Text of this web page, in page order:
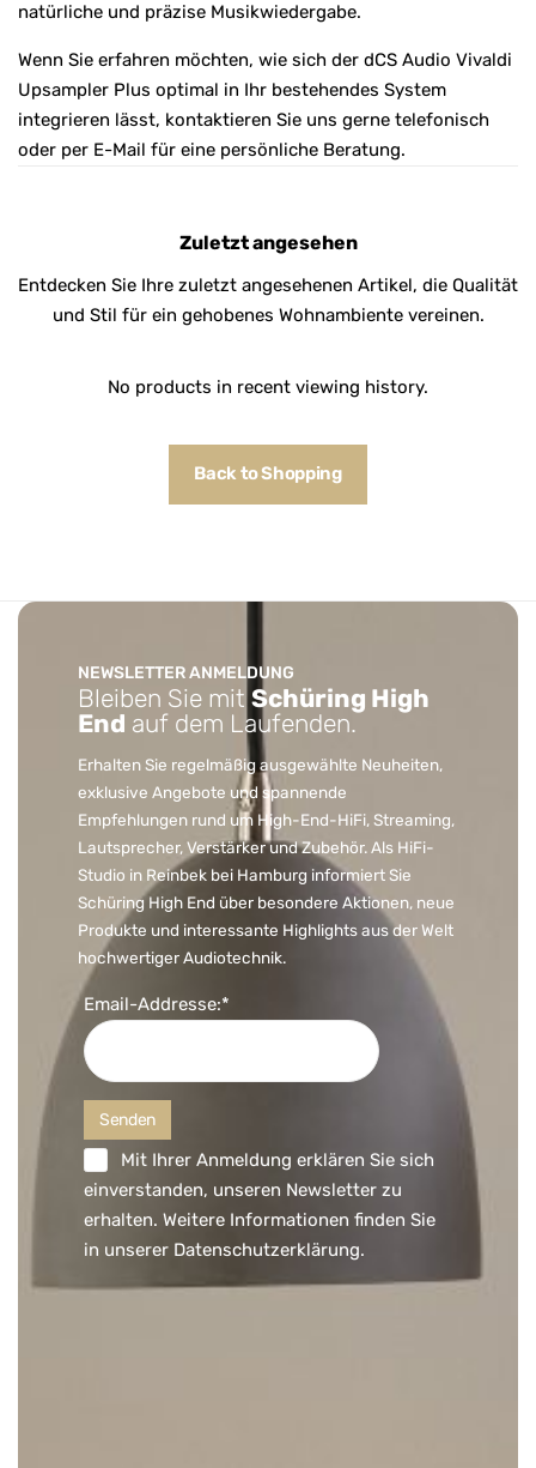
natürliche und präzise Musikwiedergabe.
Wenn Sie erfahren möchten, wie sich der dCS Audio Vivaldi
Upsampler Plus optimal in Ihr bestehendes System
integrieren lässt, kontaktieren Sie uns gerne telefonisch
oder per E-Mail für eine persönliche Beratung.
Zuletzt angesehen
Entdecken Sie Ihre zuletzt angesehenen Artikel, die Qualität
und Stil für ein gehobenes Wohnambiente vereinen.
No products in recent viewing history.
Back to Shopping
NEWSLETTER ANMELDUNG
Bleiben Sie mit Schüring High
End auf dem Laufenden.
Erhalten Sie regelmäßig ausgewählte Neuheiten,
exklusive Angebote und spannende
Empfehlungen rund um High-End-HiFi, Streaming,
Lautsprecher, Verstärker und Zubehör. Als HiFi-
Studio in Reinbek bei Hamburg informiert Sie
Schüring High End über besondere Aktionen, neue
Produkte und interessante Highlights aus der Welt
hochwertiger Audiotechnik.
Email-Addresse:*
Mit Ihrer Anmeldung erklären Sie sich
einverstanden, unseren Newsletter zu
erhalten. Weitere Informationen finden Sie
in unserer Datenschutzerklärung.